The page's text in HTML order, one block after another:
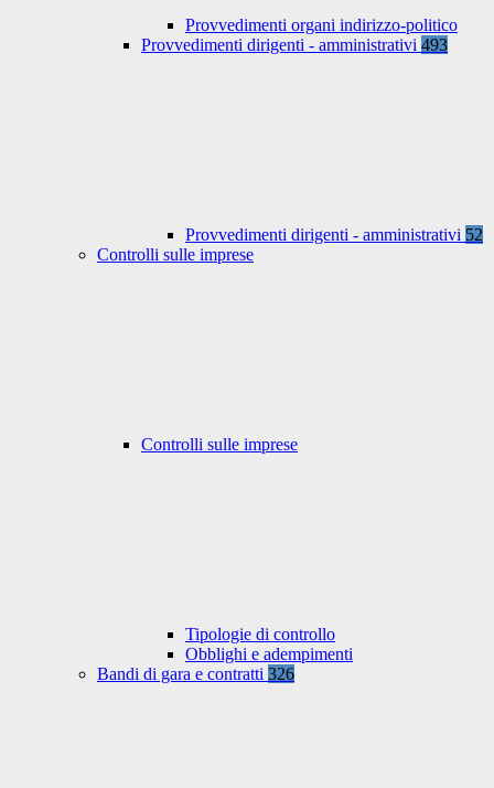
Provvedimenti organi indirizzo-politico
Provvedimenti dirigenti - amministrativi 493
Provvedimenti dirigenti - amministrativi 52
Controlli sulle imprese
Controlli sulle imprese
Tipologie di controllo
Obblighi e adempimenti
Bandi di gara e contratti 326